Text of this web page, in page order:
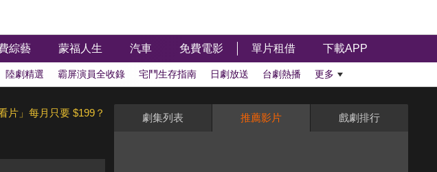
綜藝 蒙福人生 汽車 免費電影 單片租借 下載APP
陸劇精選 霸屏演員全收錄 宅鬥生存指南 日劇放送 台劇熱播 更多
片」每月只要 $199？ 劇集列表 推薦影片 戲劇排行